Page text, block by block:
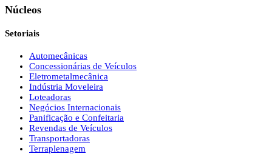
Núcleos
Setoriais
Automecânicas
Concessionárias de Veículos
Eletrometalmecânica
Indústria Moveleira
Loteadoras
Negócios Internacionais
Panificação e Confeitaria
Revendas de Veículos
Transportadoras
Terraplenagem